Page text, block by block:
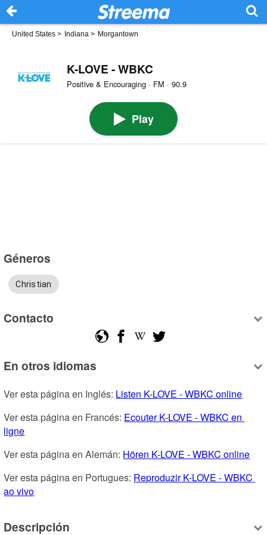
United States > Indiana > Morgantown
K-LOVE - WBKC
Positive & Encouraging · FM · 90.9
Play
Géneros
Christian
Contacto
En otros idiomas
Ver esta página en Inglés: Listen K-LOVE - WBKC online
Ver esta página en Francés: Ecouter K-LOVE - WBKC en
ligne
Ver esta página en Alemán: Hören K-LOVE - WBKC online
Ver esta página en Portugues: Reproduzir K-LOVE - WBKC
ao vivo
Descripción